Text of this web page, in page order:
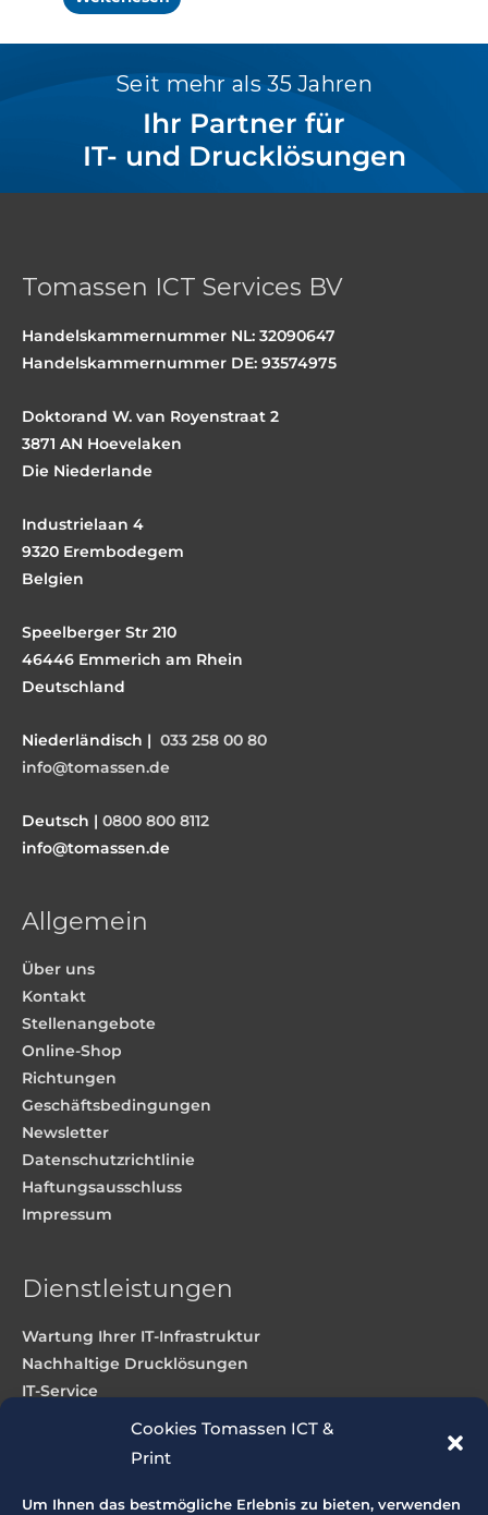
Cookies Tomassen ICT &
Print
Um Ihnen das bestmögliche Erlebnis zu bieten, verwenden
Seit mehr als 35 Jahren
Ihr Partner für
IT- und Drucklösungen
Tomassen ICT Services BV
Handelskammernummer NL: 32090647
Handelskammernummer DE: 93574975
Doktorand W. van Royenstraat 2
3871 AN Hoevelaken
Die Niederlande
Industrielaan 4
9320 Erembodegem
Belgien
Speelberger Str 210
46446 Emmerich am Rhein
Deutschland
Niederländisch | 033 258 00 80
info@tomassen.de
Deutsch | 0800 800 8112
info@tomassen.de
Allgemein
Über uns
Kontakt
Stellenangebote
Online-Shop
Richtungen
Geschäftsbedingungen
Newsletter
Datenschutzrichtlinie
Haftungsausschluss
Impressum
Dienstleistungen
Wartung Ihrer IT-Infrastruktur
Nachhaltige Drucklösungen
IT-Service
Webdesign und Hosting
Produkte